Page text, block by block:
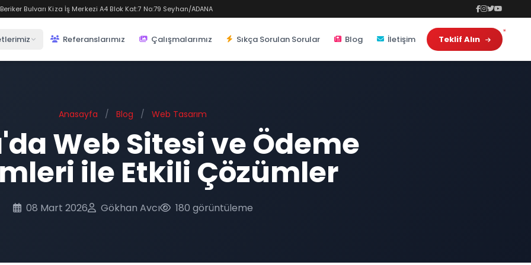
Bulvarı Kiza İş Merkezi A4 Blok Kat:7 No:79 Seyhan/ADANA
Referanslarımız Çalışmalarımız Sıkça Sorulan Sorular Blog İletişim Teklif Alın
Anasayfa / Blog / Web Tasarım
Web Sitesi ve Ödeme
ile Etkili Çözümler
08 Mart 2026 Gökhan Avcı 180 görüntüleme